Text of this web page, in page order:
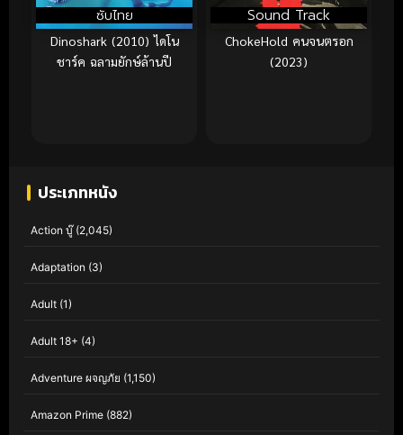
ซับไทย
Dinoshark (2010) ไดโน
ชาร์ค ฉลามยักษ์ล้านปี
Sound Track
ChokeHold คนจนตรอก
(2023)
ประเภทหนัง
Action บู๊(2,045)
Adaptation (3)
Adult (1)
Adult 18+ (4)
Adventure ผจญภัย (1,150)
Amazon Prime (882)